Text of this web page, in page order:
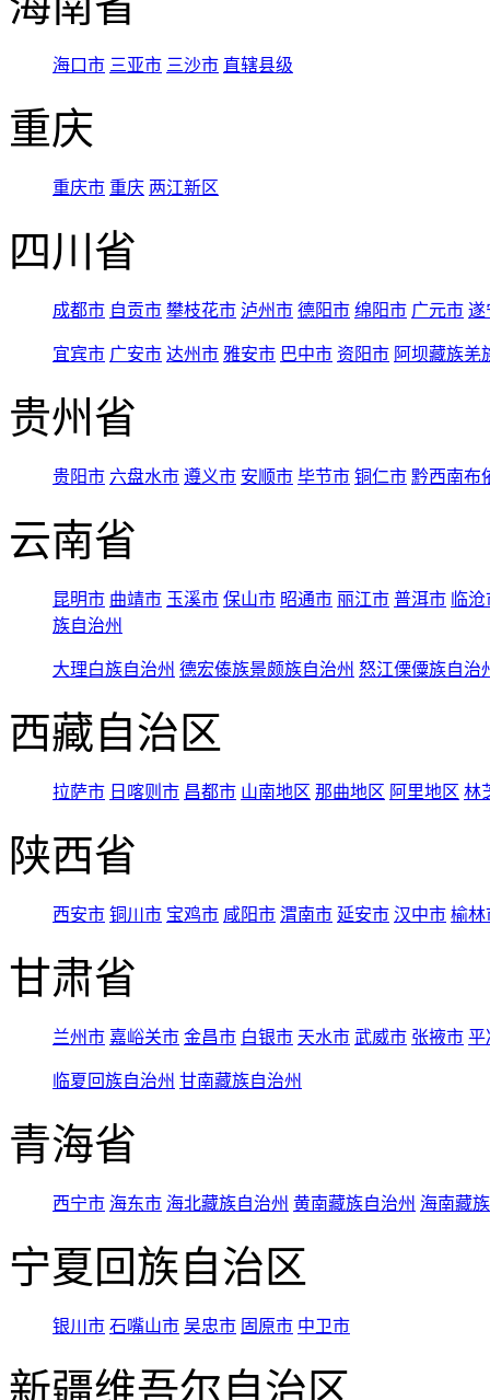
海口市 三亚市 三沙市 直辖县级
重庆
重庆市 重庆 两江新区
四川省
成都市 自贡市 攀枝花市 泸州市 德阳市 绵阳市 广元市 遂
宜宾市 广安市 达州市 雅安市 巴中市 资阳市 阿坝藏族羌
贵州省
贵阳市 六盘水市 遵义市 安顺市 毕节市 铜仁市 黔西南布
云南省
昆明市 曲靖市 玉溪市 保山市 昭通市 丽江市 普洱市 临
族自治州
大理白族自治州 德宏傣族景颇族自治州 怒江傈僳族自治
西藏自治区
拉萨市 日喀则市 昌都市 山南地区 那曲地区 阿里地区 林
陕西省
西安市 铜川市 宝鸡市 咸阳市 渭南市 延安市 汉中市 榆林
甘肃省
兰州市 嘉峪关市 金昌市 白银市 天水市 武威市 张掖市 平
临夏回族自治州 甘南藏族自治州
青海省
西宁市 海东市 海北藏族自治州 黄南藏族自治州 海南藏
宁夏回族自治区
银川市 石嘴山市 吴忠市 固原市 中卫市
新疆维吾尔自治区